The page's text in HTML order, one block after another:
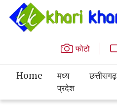
फोटो
Home
मध्य
प्रदेश
छत्तीसगढ़